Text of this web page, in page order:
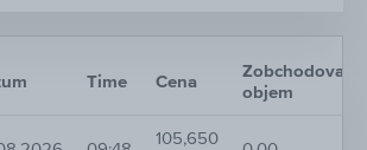
Time Cena
Zobchodovaný
objem
105,650